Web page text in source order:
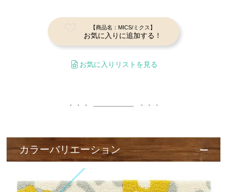
【商品名：MICS/ミクス】
お気に入りに追加する！
お気に入りリストを見る
カラーバリエーション